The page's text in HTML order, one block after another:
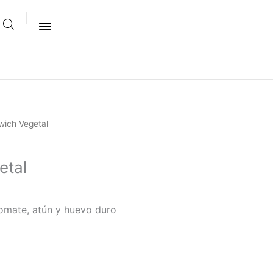
Vegetal
atún y huevo duro